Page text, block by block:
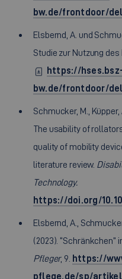
bw.de/frontdoor/
Elsbernd, A. und
Studie zur Nutzung
https://hses.bsz-
bw.de/frontdoor/
Schmucker, M., Küpper,
The usability of
quality of mobility
literature review.
Technology.
https://doi.org/
Elsbernd, A.,
(2023). “Schränkchen”
Pfleger, 9. https://
pflege.de/sp/